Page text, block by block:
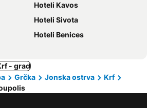
Hoteli Kavos
Hoteli Sivota
Hoteli Benices
- grad
Grčka Jonska ostrva
Krf